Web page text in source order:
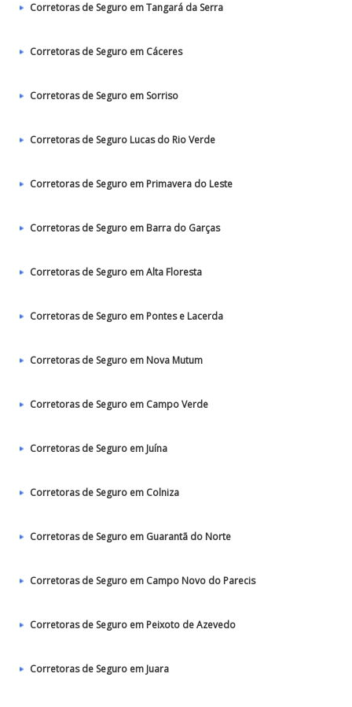
Corretoras de Seguro em Tangará da Serra
Corretoras de Seguro em Cáceres
Corretoras de Seguro em Sorriso
Corretoras de Seguro Lucas do Rio Verde
Corretoras de Seguro em Primavera do Leste
Corretoras de Seguro em Barra do Garças
Corretoras de Seguro em Alta Floresta
Corretoras de Seguro em Pontes e Lacerda
Corretoras de Seguro em Nova Mutum
Corretoras de Seguro em Campo Verde
Corretoras de Seguro em Juína
Corretoras de Seguro em Colniza
Corretoras de Seguro em Guarantã do Norte
Corretoras de Seguro em Campo Novo do Parecis
Corretoras de Seguro em Peixoto de Azevedo
Corretoras de Seguro em Juara